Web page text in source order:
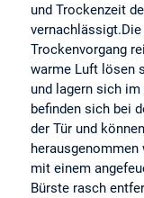
und Trockenzeit
Trockenvorgang
warme Luft lösen
und lagern sich
befinden sich bei
der Tür und
mit einem
Bürste rasch